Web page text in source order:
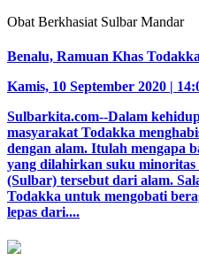
Obat Berkhasiat Sulbar Mandar
Benalu, Ramuan Khas
Kamis, 10 September 2020 |
Sulbarkita.com--Dalam
masyarakat Todakka
dengan alam. Itulah mengapa
yang dilahirkan suku minoritas
(Sulbar) tersebut dari alam.
Todakka untuk mengobati
lepas dari....